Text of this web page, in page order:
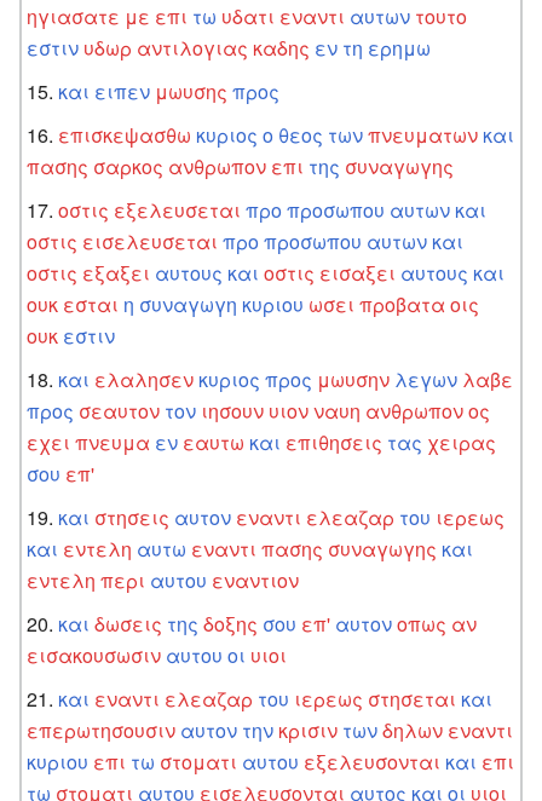
ηγιασατε με επι τω υδατι εναντι αυτων τουτο
εστιν υδωρ αντιλογιας καδης εν τη ερημω
και ειπεν μωυσης προς
επισκεψασθω κυριος ο θεος τωνπνευματων και
πασης σαρκος ανθρωπον επι της συναγωγης
οστις εξελευσεται προπροσωπου αυτων και
οστις εισελευσεται προπροσωπου αυτων και
οστις εξαξει αυτους και οστις εισαξει αυτους και
ουκ εσται η συναγωγη κυριου ωσει προβατα οις
ουκ εστιν
και ελαλησεν κυριος προς μωυσην λεγων λαβε
προς σεαυτον τον ιησουν υιονναυη ανθρωπονος
εχει πνευμα εν εαυτω και επιθησεις τας χειρας
σου επ'
και στησεις αυτον εναντι ελεαζαρ του ιερεως
και εντελη αυτω εναντι πασης συναγωγης και
εντελη περι αυτου εναντιον
και δωσεις της δοξης σου επ' αυτονοπως αν
εισακουσωσιν αυτου οι υιοι
και εναντι ελεαζαρ του ιερεως στησεται και
επερωτησουσιν αυτον την κρισιν τωνδηλων εναντι
κυριου επι τω στοματι αυτου εξελευσονται και επι
τω στοματι αυτου εισελευσονται αυτος και οι υιοι